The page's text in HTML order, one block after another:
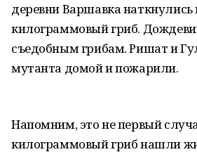
деревни Варшавка наткнулись
килограммовый гриб.
съедобным грибам. Ришат и
мутанта домой и пожарили.
Напомним, это не первый
килограммовый гриб нашли